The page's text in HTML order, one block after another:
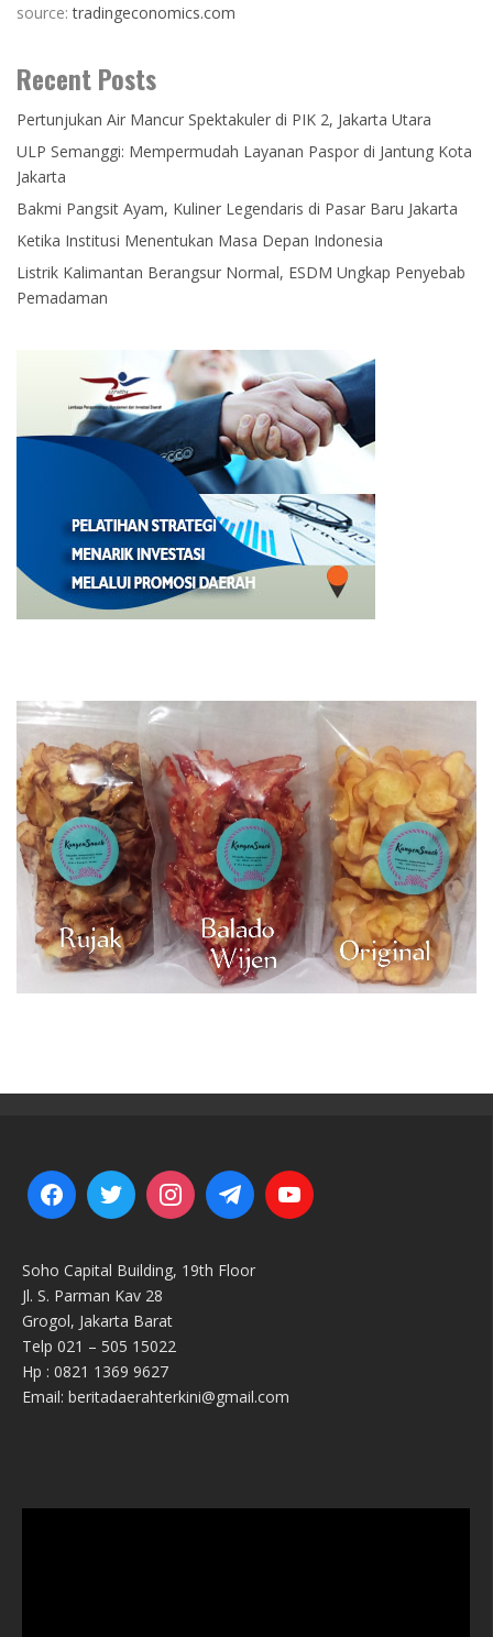
source:tradingeconomics.com
Recent Posts
Pertunjukan Air Mancur Spektakuler di PIK 2, Jakarta Utara
ULP Semanggi: Mempermudah Layanan Paspor di Jantung Kota
Jakarta
Bakmi Pangsit Ayam, Kuliner Legendaris di Pasar Baru Jakarta
Ketika Institusi Menentukan Masa Depan Indonesia
Listrik Kalimantan Berangsur Normal, ESDM Ungkap Penyebab
Pemadaman
Soho Capital Building, 19th Floor
Jl. S. Parman Kav 28
Grogol, Jakarta Barat
Telp 021 – 505 15022
Hp : 0821 1369 9627
Email: beritadaerahterkini@gmail.com